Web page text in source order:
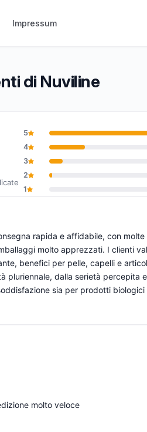
Impressum
di Nuviline
9,4 su 10
5
4
3
2
1
rapida e affidabile, con
molto apprezzati. I clienti
benefici per pelle, capelli e
pluriennale, dalla serietà percepita
sia per prodotti
molto veloce